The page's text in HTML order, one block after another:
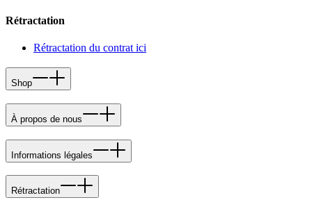
Rétractation
Rétractation du contrat ici
Shop
À propos de nous
Informations légales
Rétractation